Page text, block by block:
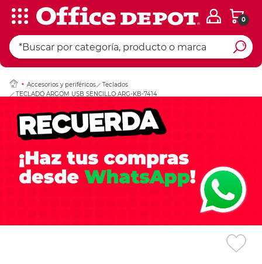
0
Accesorios y periféricos
Teclados
TECLADO ARGOM USB SENCILLO ARG-KB-7414
Ingresar Codigo